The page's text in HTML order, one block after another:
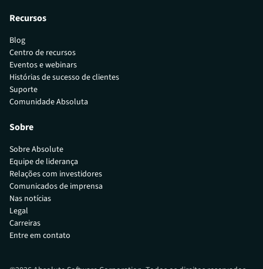
Recursos
Blog
Centro de recursos
Eventos e webinars
Histórias de sucesso de clientes
Suporte
Comunidade Absoluta
Sobre
Sobre Absolute
Equipe de liderança
Relações com investidores
Comunicados de imprensa
Nas notícias
Legal
Carreiras
Entre em contato